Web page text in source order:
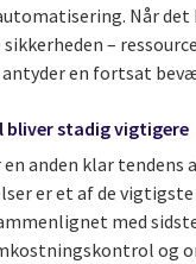
Når
–
en fortsat
stadig vigtigere
anden klar tendens
er et af de
med
og